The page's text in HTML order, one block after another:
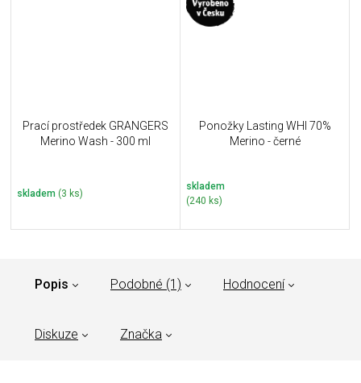
Prací prostředek GRANGERS
Merino Wash - 300 ml
skladem (3 ks)
Ponožky Lasting WHI 70%
Merino - černé
skladem
(240 ks)
Popis Podobné (1) Hodnocení
Diskuze Značka